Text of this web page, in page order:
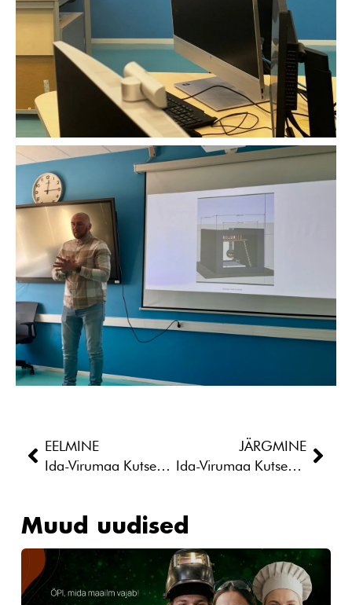
EELMINE
Ida-Virumaa Kutsehariduskeskus COSMOS kutsub Sind osa saama tõelisest jõulumaagiast
JÄRGMINE
Ida-Virumaa Kutsehariduskeskuse kokaõpilane esines mainekal alkoholivabade kokteilide võistlusel Junior Monin Cup 2025
Muud uudised